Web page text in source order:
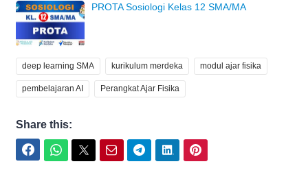
PROTA Sosiologi Kelas 12 SMA/MA
deep learning SMA kurikulum merdeka modul ajar fisika
pembelajaran AI Perangkat Ajar Fisika
Share this: